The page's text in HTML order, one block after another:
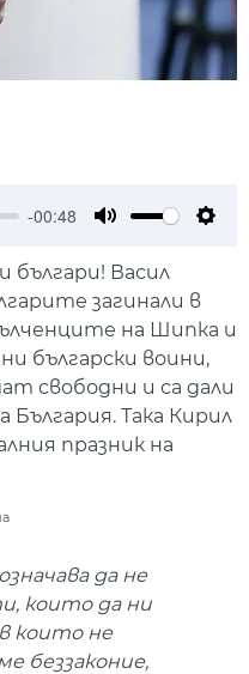
-00:48
българи! Васил
загинали в
на Шипка и
български воини,
свободни и са дали
Така Кирил
празник на
да не
които да ни
които не
беззаконие,